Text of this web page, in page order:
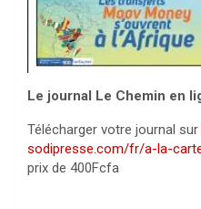
Le journal Le Chemin en
Télécharger votre journal sur
sodipresse.com/fr/a-la-
prix de 400Fcfa